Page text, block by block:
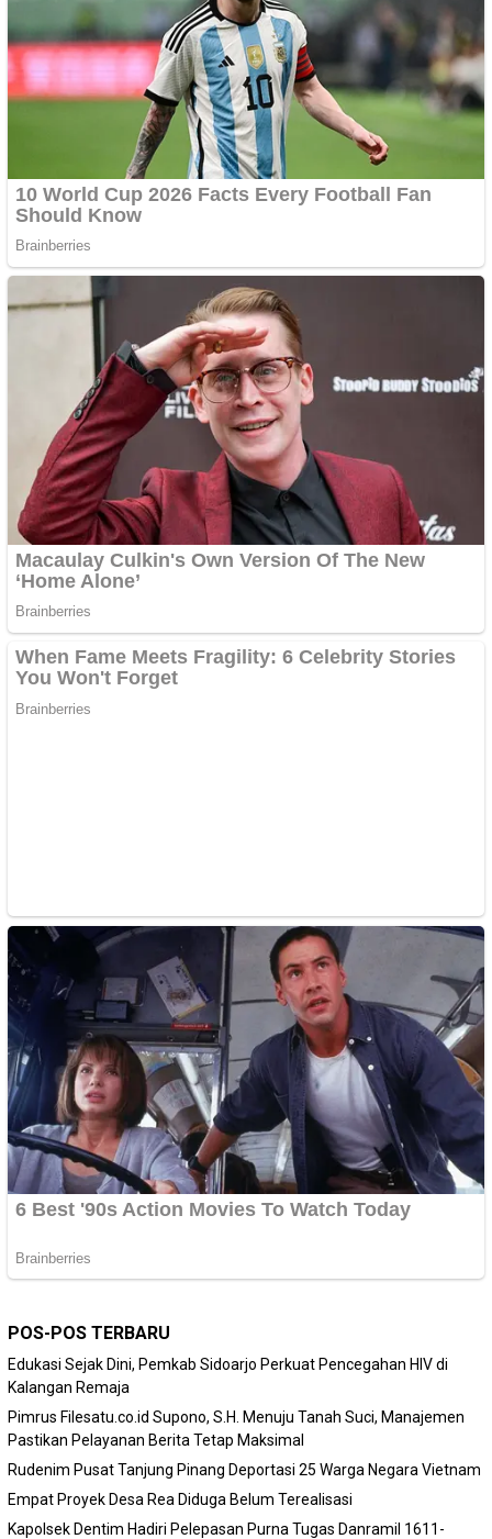
POS-POS TERBARU
Edukasi Sejak Dini, Pemkab Sidoarjo Perkuat Pencegahan HIV di
Kalangan Remaja
Pimrus Filesatu.co.id Supono, S.H. Menuju Tanah Suci, Manajemen
Pastikan Pelayanan Berita Tetap Maksimal
Rudenim Pusat Tanjung Pinang Deportasi 25 Warga Negara Vietnam
Empat Proyek Desa Rea Diduga Belum Terealisasi
Kapolsek Dentim Hadiri Pelepasan Purna Tugas Danramil 1611-